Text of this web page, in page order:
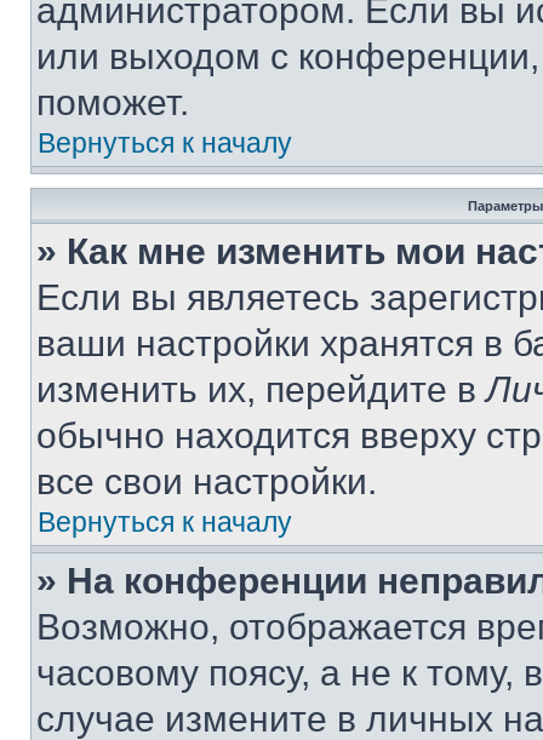
администратором. Если вы
или выходом с
поможет.
Вернуться к началу
Параметры
» Как мне изменить мои
Если вы являетесь
ваши настройки хранятся в
изменить их, перейдите в
обычно находится вверху
все свои настройки.
Вернуться к началу
» На конференции
Возможно, отображается
часовому поясу, а не к тому,
случае измените в личных